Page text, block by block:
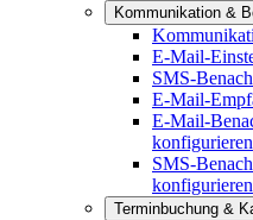
Kommunikation &
E-Mail-
SMS-
E-Mail-
E-Mail-
konfigurieren
SMS-
konfigurieren
Terminbuchung &